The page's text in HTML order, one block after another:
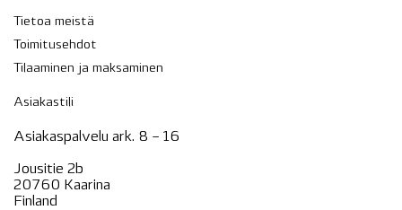
Tietoa meistä
Toimitusehdot
Tilaaminen ja maksaminen
Asiakastili
Asiakaspalvelu ark. 8 – 16
Jousitie 2b
20760 Kaarina
Finland